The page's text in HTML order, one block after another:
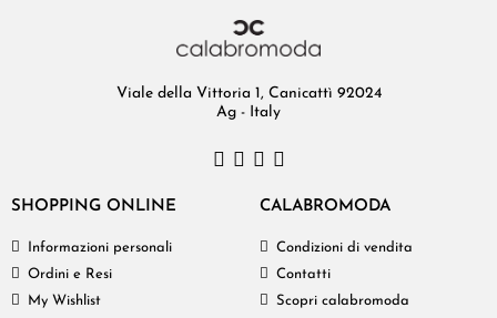
Viale della Vittoria 1, Canicattì 92024
Ag - Italy
SHOPPING ONLINE
Informazioni personali
Ordini e Resi
My Wishlist
CALABROMODA
Condizioni di vendita
Contatti
Scopri calabromoda